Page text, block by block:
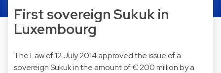
First sovereign Sukuk in
Luxembourg
TheLaw of 12 July 2014approved the issue of a
sovereign Sukuk in the amount of € 200 million by a